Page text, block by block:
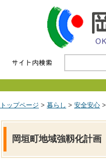
トップページ > 暮らし > 安全安心 >
岡垣町地域強靱化計画